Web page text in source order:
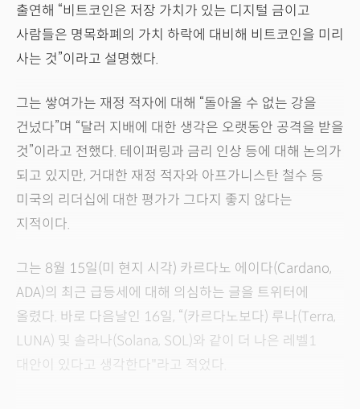
출연해 “비트코인은 저장 가치가 있는 디지털 금이고
사람들은 명목화폐의 가치 하락에 대비해 비트코인을 미리
사는 것”이라고 설명했다.
그는 쌓여가는 재정 적자에 대해 “돌아올 수 없는 강을
건넜다”며 “달러 지배에 대한 생각은 오랫동안 공격을 받을
것”이라고 전했다. 테이퍼링과 금리 인상 등에 대해 논의가
되고 있지만, 거대한 재정 적자와 아프가니스탄 철수 등
미국의 리더십에 대한 평가가 그다지 좋지 않다는
지적이다.
그는 8월 15일(미 현지 시각) 카르다노 에이다(Cardano,
ADA)의 최근 급등세에 대해 의심하는 글을 트위터에
올렸다. 바로 다음날인 16일, “(카르다노보다) 루나(Terra,
LUNA) 및 솔라나(Solana, SOL)와 같이 더 나은 레벨1
대안이 있다고 생각한다"라고 적었다.